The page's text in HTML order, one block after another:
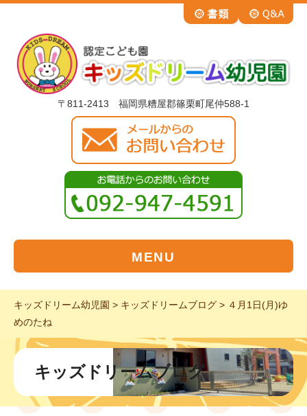
〒811-2413 福岡県糟屋郡篠栗町尾仲588-1
MENU
キッズドリーム幼児園 > キッズドリームブログ > ４月1日(月)ゆ
めのたね
キッズドリームブログ